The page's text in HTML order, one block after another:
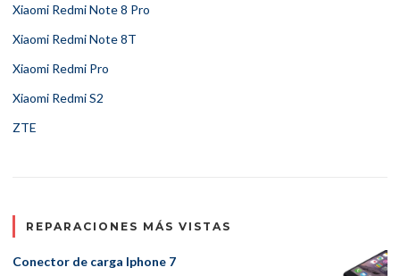
Xiaomi Redmi Note 8 Pro
Xiaomi Redmi Note 8T
Xiaomi Redmi Pro
Xiaomi Redmi S2
ZTE
REPARACIONES MÁS VISTAS
Conector de carga Iphone 7